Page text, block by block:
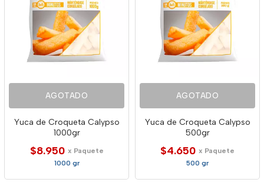
AGOTADO
Yuca de Croqueta Calypso
1000gr
$8.950 x Paquete
1000 gr
AGOTADO
Yuca de Croqueta Calypso
500gr
$4.650 x Paquete
500 gr